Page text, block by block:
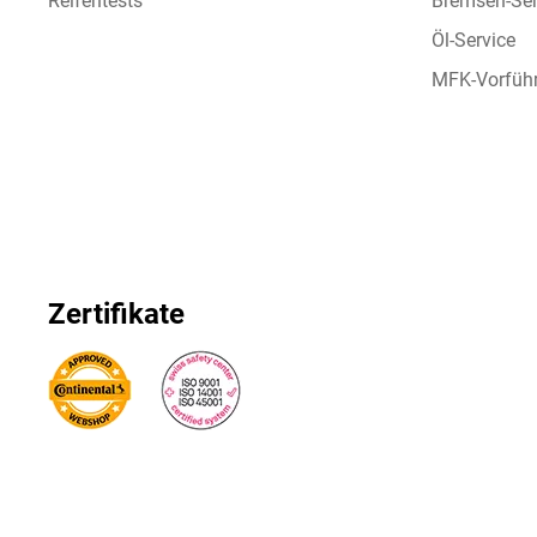
Öl-Service
MFK-
Zertifikate